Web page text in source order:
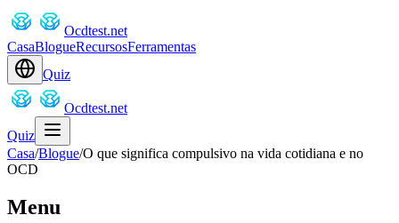
Ocdtest.net
CasaBlogueRecursosFerramentas
Quiz
Ocdtest.net
Quiz
Casa/Blogue/O que significa compulsivo na vida cotidiana e no
OCD
Menu